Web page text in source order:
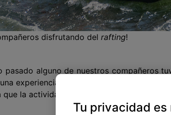
Tu privacidad
disfrutando del rafting!
pasado alguno de nuestros compañeros
experiencia increíble que volverían a
que la actividad